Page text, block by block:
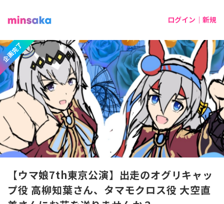
ログイン｜新規
企画完了
【ウマ娘7th東京公演】出走のオグリキャッ
プ役 高柳知葉さん、タマモクロス役 大空直